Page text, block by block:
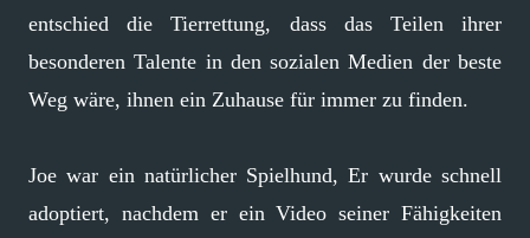
entschied die Tierrettung, dass das Teilen ihrer
besonderen Talente in den sozialen Medien der beste
Weg wäre, ihnen ein Zuhause für immer zu finden.
Joe war ein natürlicher Spielhund, Er wurde schnell
adoptiert, nachdem er ein Video seiner Fähigkeiten